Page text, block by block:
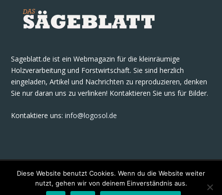
Sageblatt.de ist ein Webmagazin für die kleinräumige
Holzverarbeitung und Forstwirtschaft. Sie sind herzlich
eingeladen, Artikel und Nachrichten zu reproduzieren, denken
Sie nur daran uns zu verlinken! Kontaktieren Sie uns für Bilder.
Kontaktiere uns:info@logosol.de
Diese Website benutzt Cookies. Wenn du die Website weiter
nutzt, gehen wir von deinem Einverständnis aus.